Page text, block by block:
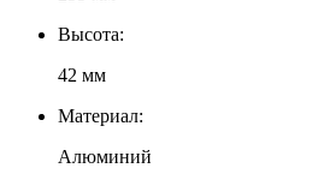
Высота:
42 мм
Материал:
Алюминий